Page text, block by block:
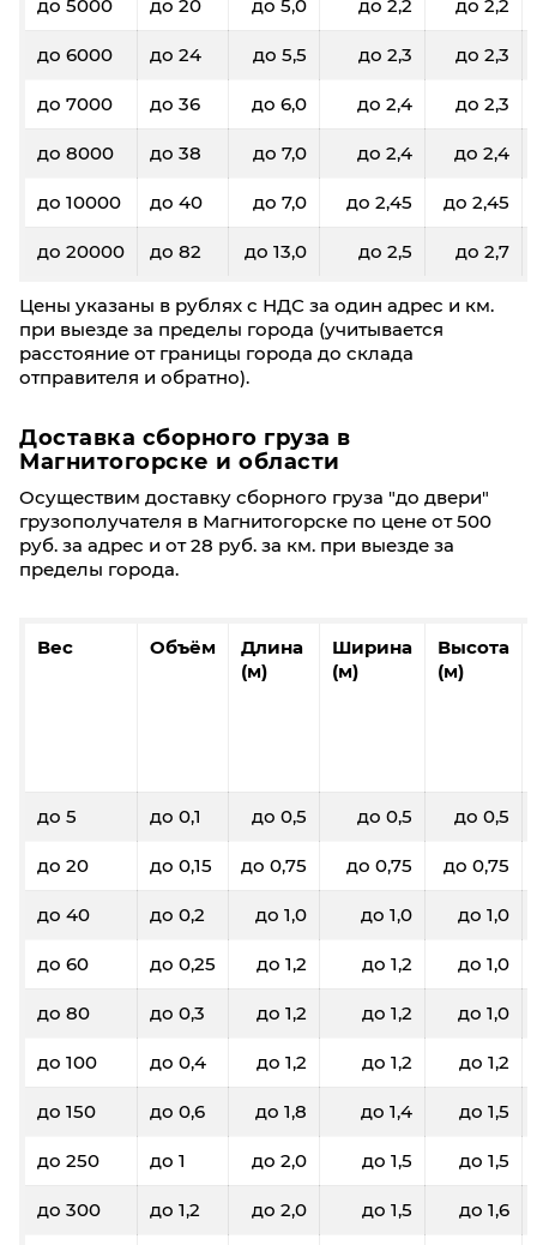
до 5000 до 20 до 5,0 до 2,2 до 2,2
до 6000 до 24 до 5,5 до 2,3 до 2,3
до 7000 до 36 до 6,0 до 2,4 до 2,3
до 8000 до 38 до 7,0 до 2,4 до 2,4
до 10000 до 40 до 7,0 до 2,45 до 2,45
до 20000 до 82 до 13,0 до 2,5 до 2,7
Цены указаны в рублях с НДС за один адрес и км.
при выезде за пределы города (учитывается
расстояние от границы города до склада
отправителя и обратно).
Доставка сборного груза в
Магнитогорске и области
Осуществим доставку сборного груза "до двери"
грузополучателя в Магнитогорске по цене от 500
руб. за адрес и от 28 руб. за км. при выезде за
пределы города.
Вес Объём
Длина
(м)
Ширина
(м)
Высота
(м)
до 5 до 0,1 до 0,5 до 0,5 до 0,5
до 20 до 0,15 до 0,75 до 0,75 до 0,75
до 40 до 0,2 до 1,0 до 1,0 до 1,0
до 60 до 0,25 до 1,2 до 1,2 до 1,0
до 80 до 0,3 до 1,2 до 1,2 до 1,0
до 100 до 0,4 до 1,2 до 1,2 до 1,2
до 150 до 0,6 до 1,8 до 1,4 до 1,5
до 250 до 1 до 2,0 до 1,5 до 1,5
до 300 до 1,2 до 2,0 до 1,5 до 1,6